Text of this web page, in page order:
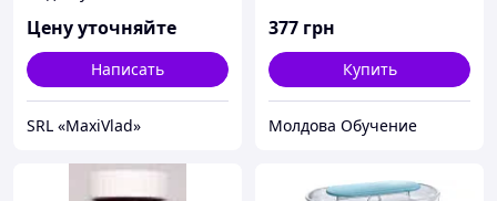
Цену уточняйте
Написать
SRL «MaxiVlad»
377 грн
Купить
Молдова Обучение